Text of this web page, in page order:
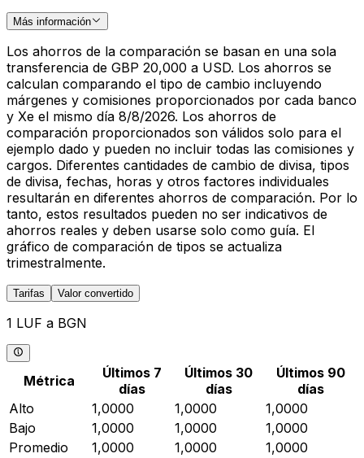
Más información
Los ahorros de la comparación se basan en una sola
transferencia de GBP 20,000 a USD. Los ahorros se
calculan comparando el tipo de cambio incluyendo
márgenes y comisiones proporcionados por cada banco
y Xe el mismo día 8/8/2026. Los ahorros de
comparación proporcionados son válidos solo para el
ejemplo dado y pueden no incluir todas las comisiones y
cargos. Diferentes cantidades de cambio de divisa, tipos
de divisa, fechas, horas y otros factores individuales
resultarán en diferentes ahorros de comparación. Por lo
tanto, estos resultados pueden no ser indicativos de
ahorros reales y deben usarse solo como guía. El
gráfico de comparación de tipos se actualiza
trimestralmente.
Tarifas Valor convertido
1 LUF a BGN
Métrica
Últimos 7
días
Últimos 30
días
Últimos 90
días
Alto
1,0000 1,0000
1,0000
Bajo
1,0000 1,0000
1,0000
Promedio
1,0000 1,0000
1,0000